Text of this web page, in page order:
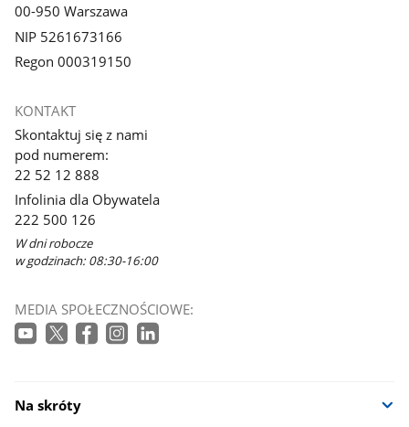
00-950 Warszawa
NIP 5261673166
Regon 000319150
KONTAKT
Skontaktuj się z nami
pod numerem:
22 52 12 888
Infolinia dla Obywatela
222 500 126
W dni robocze
w godzinach: 08:30-16:00
MEDIA SPOŁECZNOŚCIOWE:
Na skróty